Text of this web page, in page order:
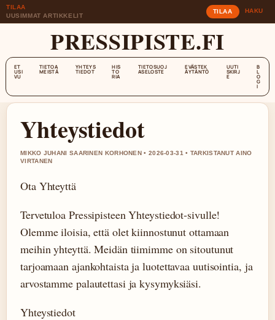
TILAA
UUSIMMAT ARTIKKELIT
TILAA HAKU
PRESSIPISTE.FI
ET
USI
VU
TIETOA
MEISTÄ
YHTEYS
TIEDOT
HIS
TO
RIA
TIETOSUOJ
ASELOSTE
EVÄSTEK
ÄYTÄNTÖ
UUTI
SKIRJ
E
B
L
O
G
I
Yhteystiedot
MIKKO JUHANI SAARINEN KORHONEN • 2026-03-31 • TARKISTANUT AINO
VIRTANEN
Ota Yhteyttä
Tervetuloa Pressipisteen Yhteystiedot-sivulle!
Olemme iloisia, että olet kiinnostunut ottamaan
meihin yhteyttä. Meidän tiimimme on sitoutunut
tarjoamaan ajankohtaista ja luotettavaa uutisointia, ja
arvostamme palautettasi ja kysymyksiäsi.
Yhteystiedot